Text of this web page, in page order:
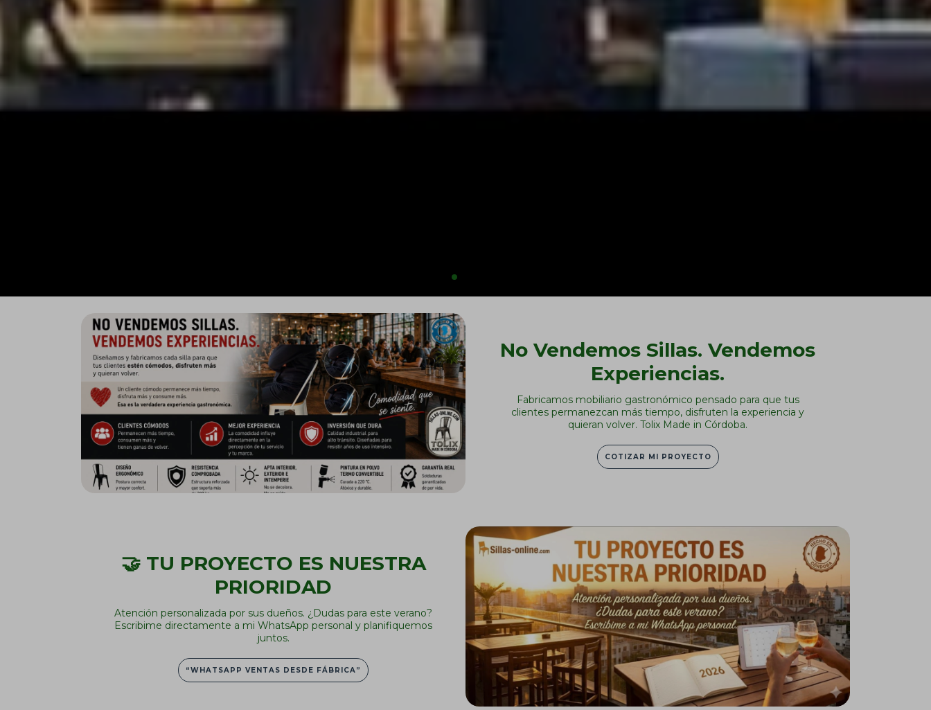
No Vendemos Sillas. Vendemos
Experiencias.
Fabricamos mobiliario gastronómico pensado para que tus
clientes permanezcan más tiempo, disfruten la experiencia y
quieran volver. Tolix Made in Córdoba.
COTIZAR MI PROYECTO
🤝 TU PROYECTO ES NUESTRA
PRIORIDAD
Atención personalizada por sus dueños. ¿Dudas para este verano?
Escribime directamente a mi WhatsApp personal y planifiquemos
juntos.
“WHATSAPP VENTAS DESDE FÁBRICA”